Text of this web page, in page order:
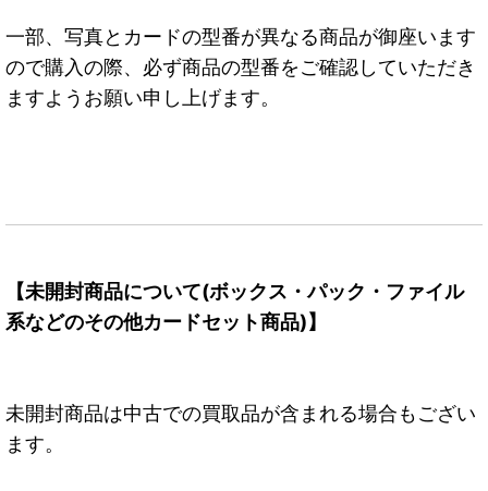
一部、写真とカードの型番が異なる商品が御座います
ので購入の際、必ず商品の型番をご確認していただき
ますようお願い申し上げます。
【未開封商品について(ボックス・パック・ファイル
系などのその他カードセット商品)】
未開封商品は中古での買取品が含まれる場合もござい
ます。